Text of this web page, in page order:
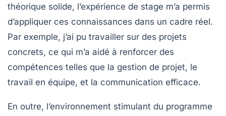
théorique solide, l’expérience de stage m’a permis
d’appliquer ces connaissances dans un cadre réel.
Par exemple, j’ai pu travailler sur des projets
concrets, ce qui m’a aidé à renforcer des
compétences telles que la gestion de projet, le
travail en équipe, et la communication efficace.
En outre, l’environnement stimulant du programme